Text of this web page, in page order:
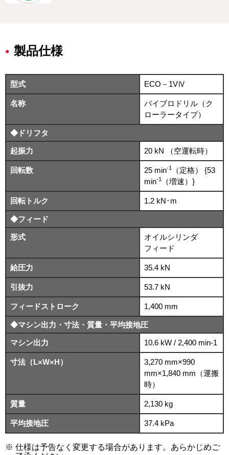
製品仕様
型式 ECO－1VⅣ
名称
バイブロドリル（ク
ローラータイプ）
◆ドリフタ
起振力 20 kN （空運転時）
回転数 25 min-1（定格） {53
min-1（増速）}
回転トルク 1.2 kN･m
◆フィード
形式
オイルシリンダ
フィード
給圧力 35.4 kN
引抜力 53.7 kN
フィードストローク 1,400 mm
◆マシン出力・寸法・質量・平均接地圧
マシン出力 10.6 kW / 2,400 min-1
寸法（L×W×H）
3,270 mm×990
mm×1,840 mm（運搬
時）
質量 2,130 kg
平均接地圧 37.4 kPa
仕様は予告なく変更する場合があります。あらかじめご